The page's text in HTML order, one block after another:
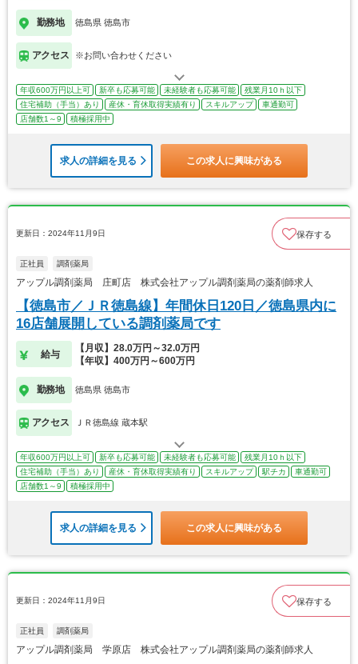
勤務地 徳島県 徳島市
アクセス ※お問い合わせください
年収600万円以上可 新卒も応募可能 未経験者も応募可能
残業月10ｈ以下
住宅補助（手当）あり
産休・育休取得実績有り スキルアップ
車通勤可
店舗数1～9
積極採用中
求人の詳細を見る この求人に興味がある
更新日：2024年11月9日 保存する
正社員 調剤薬局
アップル調剤薬局 庄町店 株式会社アップル調剤薬局の薬剤師求人
【徳島市／ＪＲ徳島線】年間休日120日／徳島県内に
16店舗展開している調剤薬局です
給与
【月収】28.0万円～32.0万円
【年収】400万円～600万円
勤務地 徳島県 徳島市
アクセス ＪＲ徳島線 蔵本駅
年収600万円以上可 新卒も応募可能 未経験者も応募可能
残業月10ｈ以下
住宅補助（手当）あり
産休・育休取得実績有り スキルアップ 駅チカ
車通勤可
店舗数1～9
積極採用中
求人の詳細を見る この求人に興味がある
更新日：2024年11月9日 保存する
正社員 調剤薬局
アップル調剤薬局 学原店 株式会社アップル調剤薬局の薬剤師求人